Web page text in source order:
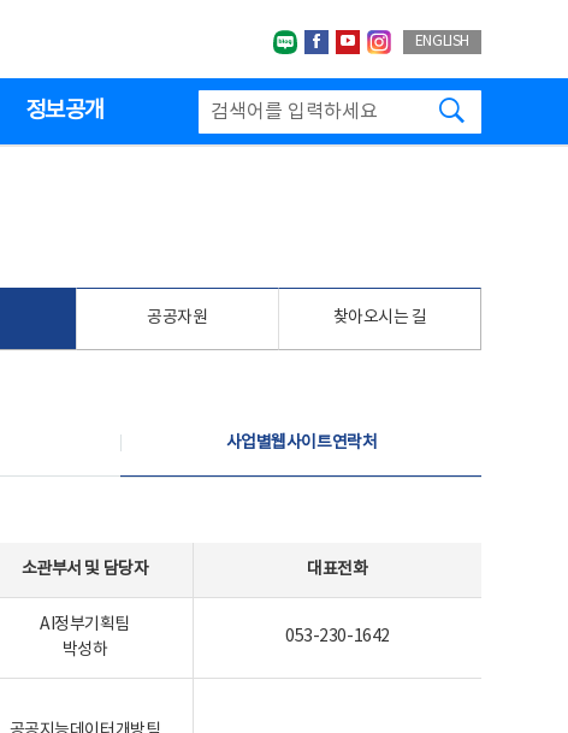
네이버블로그
페이스북
유투브인스타그랩
ENGLISH
정보공개
공공자원 찾아오시는 길
사업별웹사이트연락처
소관부서 및 담당자 대표전화
AI정부기획팀
박성하
053-230-1642